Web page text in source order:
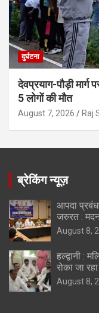
दुर्घटना
देवप्रयाग-पौड़ी मार्ग
5 लोगों की मौत
August 7, 2026 Raj
ब्रेकिंग न्यूज़
आपदा
जरुरत :
August 8,
हल्द्वानी :
रोका जा
August 8,